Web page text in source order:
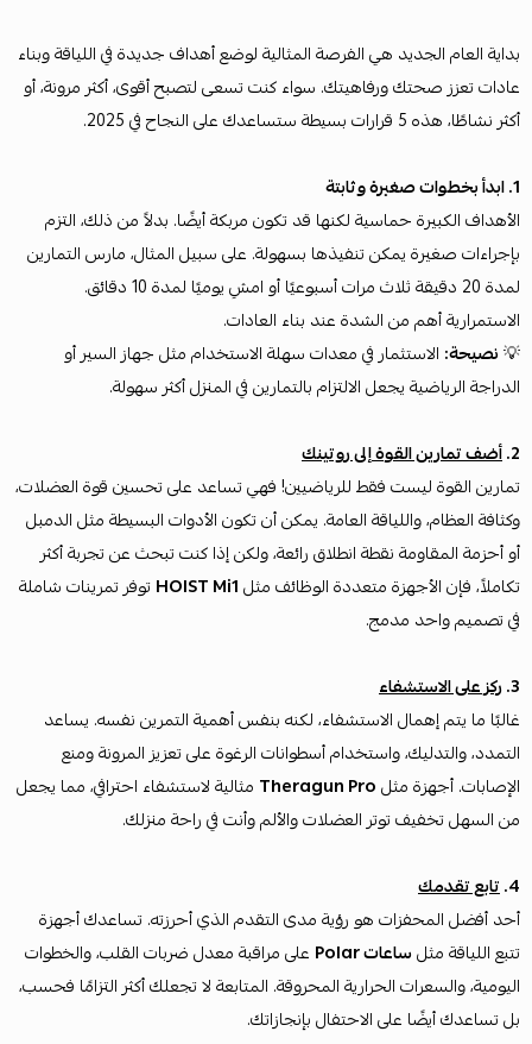
بداية العام الجديد هي الفرصة المثالية لوضع أهداف جديدة في اللياقة وبناء
عادات تعزز صحتك ورفاهيتك. سواء كنت تسعى لتصبح أقوى، أكثر مرونة، أو
أكثر نشاطًا، هذه 5 قرارات بسيطة ستساعدك على النجاح في 2025.
1. ابدأ بخطوات صغيرة وثابتة
الأهداف الكبيرة حماسية لكنها قد تكون مربكة أيضًا. بدلاً من ذلك، التزم
بإجراءات صغيرة يمكن تنفيذها بسهولة. على سبيل المثال، مارس التمارين
لمدة 20 دقيقة ثلاث مرات أسبوعيًا أو امشِ يوميًا لمدة 10 دقائق.
الاستمرارية أهم من الشدة عند بناء العادات.
💡نصيحة: الاستثمار في معدات سهلة الاستخدام مثل جهاز السير أو
الدراجة الرياضية يجعل الالتزام بالتمارين في المنزل أكثر سهولة.
2. أضف تمارين القوة إلى روتينك
تمارين القوة ليست فقط للرياضيين! فهي تساعد على تحسين قوة العضلات،
وكثافة العظام، واللياقة العامة. يمكن أن تكون الأدوات البسيطة مثل الدمبل
أو أحزمة المقاومة نقطة انطلاق رائعة، ولكن إذا كنت تبحث عن تجربة أكثر
تكاملاً، فإن الأجهزة متعددة الوظائف مثلHOIST Mi1توفر تمرينات شاملة
في تصميم واحد مدمج.
3. ركز على الاستشفاء
غالبًا ما يتم إهمال الاستشفاء، لكنه بنفس أهمية التمرين نفسه. يساعد
التمدد، والتدليك، واستخدام أسطوانات الرغوة على تعزيز المرونة ومنع
الإصابات. أجهزة مثلTheragun Pro مثالية لاستشفاء احترافي، مما يجعل
من السهل تخفيف توتر العضلات والألم وأنت في راحة منزلك.
4. تابع تقدمك
أحد أفضل المحفزات هو رؤية مدى التقدم الذي أحرزته. تساعدك أجهزة
تتبع اللياقة مثلساعات Polar
على مراقبة معدل ضربات القلب، والخطوات
اليومية، والسعرات الحرارية المحروقة. المتابعة لا تجعلك أكثر التزامًا فحسب،
بل تساعدك أيضًا على الاحتفال بإنجازاتك.